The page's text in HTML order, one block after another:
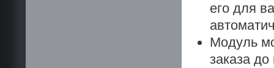
его для
Модуль
заказа